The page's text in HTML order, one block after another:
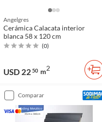
Angelgres
Cerámica Calacata interior
blanca 58 x 120 cm
(0)
USD 22 50 m2
comparar